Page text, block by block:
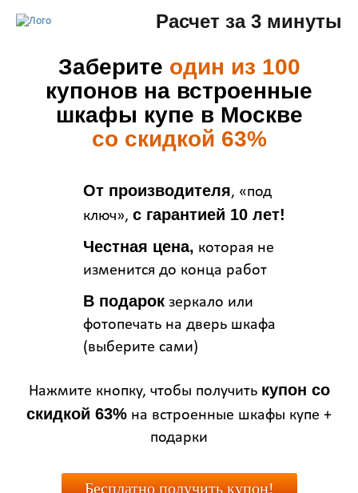
Расчет за 3 минуты
Заберите один из 100
купонов на встроенные
шкафы купе в Москве
со скидкой 63%
От производителя, «под
ключ», с гарантией 10 лет!
Честная цена, которая не
изменится до конца работ
В подарок зеркало или
фотопечать на дверь шкафа
(выберите сами)
Нажмите кнопку, чтобы получить купон со
скидкой 63% на встроенные шкафы купе +
подарки
Бесплатно получить купон!